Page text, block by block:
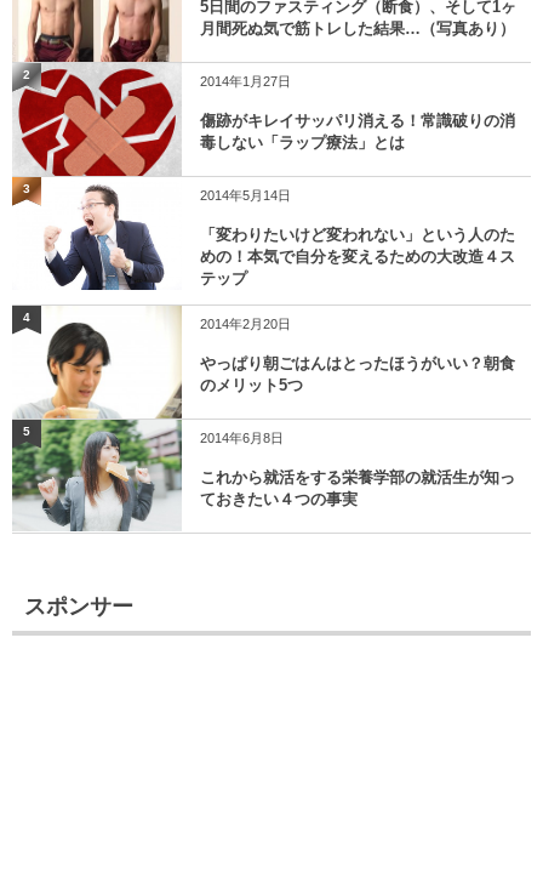
5日間のファスティング（断食）、そして1ヶ
月間死ぬ気で筋トレした結果…（写真あり）
2 2014年1月27日
傷跡がキレイサッパリ消える！常識破りの消
毒しない「ラップ療法」とは
3 2014年5月14日
「変わりたいけど変われない」という人のた
めの！本気で自分を変えるための大改造４ス
テップ
4 2014年2月20日
やっぱり朝ごはんはとったほうがいい？朝食
のメリット5つ
5 2014年6月8日
これから就活をする栄養学部の就活生が知っ
ておきたい４つの事実
スポンサー